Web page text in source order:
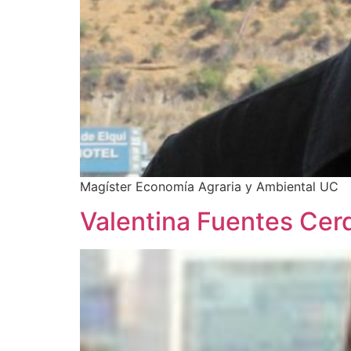
Magíster Economía Agraria y Ambiental UC
Valentina Fuentes